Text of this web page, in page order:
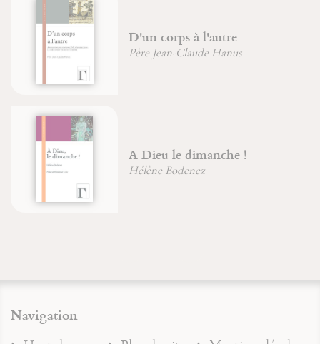
D'un corps à l'autre
Père Jean-Claude Hanus
A Dieu le dimanche !
Hélène Bodenez
Navigation